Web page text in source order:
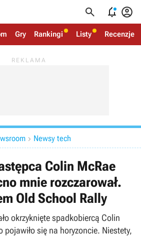
  
Gry Rankingi Listy Recenzje
 Newsy tech
Colin McRae
mnie rozczarował.
Old School Rally
okrzyknięte spadkobiercą Colin
pojawiło się na horyzoncie. Niestety,